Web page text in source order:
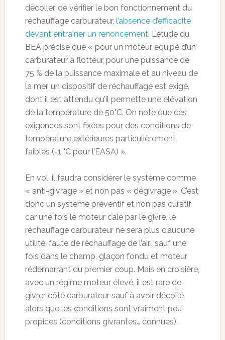
décoller, de vérifier le bon fonctionnement du
réchauffage carburateur, l’absence d’efficacité
devant entraîner un renoncement. L’étude du
BEA précise que « pour un moteur équipé d’un
carburateur à flotteur, pour une puissance de
75 % de la puissance maximale et au niveau de
la mer, un dispositif de réchauffage est exigé,
dont il est attendu qu’il permette une élévation
de la température de 50°C. On note que ces
exigences sont fixées pour des conditions de
température extérieures particulièrement
faibles (-1 °C pour l’EASA) ».
En vol, il faudra considérer le système comme
« anti-givrage » et non pas « dégivrage ». C’est
donc un système préventif et non pas curatif
car une fois le moteur calé par le givre, le
réchauffage carburateur ne sera plus d’aucune
utilité, faute de réchauffage de l’air… sauf une
fois dans le champ, glaçon fondu et moteur
rédémarrant du premier coup. Mais en croisière,
avec un régime moteur élevé, il est rare de
givrer côté carburateur sauf à avoir décollé
alors que les conditions sont vraiment peu
propices (conditions givrantes… connues).